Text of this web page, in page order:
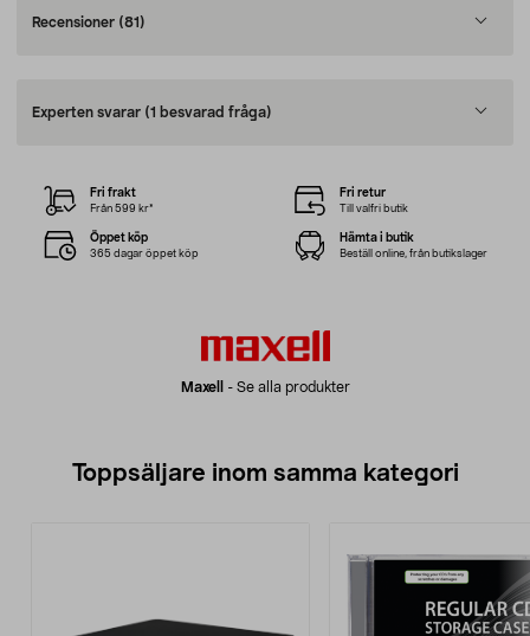
Recensioner (81)
Experten svarar (1 besvarad fråga)
Maxell - Se alla produkter
Fri frakt
Från 599 kr*
Fri retur
Till valfri butik
Öppet köp
365 dagar öppet köp
Hämta i butik
Beställ online, från butikslager
Toppsäljare inom samma kategori